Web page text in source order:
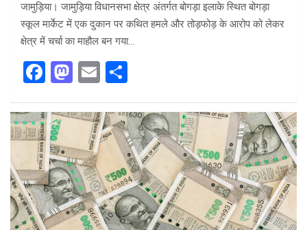
जामुड़िया। जामुड़िया विधानसभा क्षेत्र अंतर्गत बोगड़ा इलाके स्थित बोगड़ा
स्कूल मार्केट में एक दुकान पर कथित हमले और तोड़फोड़ के आरोप को लेकर
क्षेत्र में चर्चा का माहौल बन गया…
F
ce
b
o
o
k
M
st
d
o
n
E
ail ar
e